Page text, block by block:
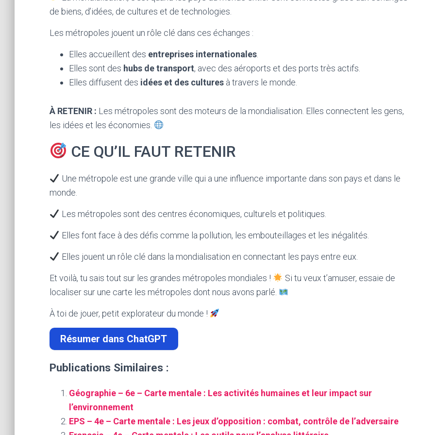
de biens, d’idées, de cultures et de technologies.
Les métropoles jouent un rôle clé dans ces échanges :
Elles accueillent des entreprises internationales
Elles sont des hubs de transport, avec des aéroports et des ports très actifs.
Elles diffusent des idées et des cultures à travers le monde.
À RETENIR : Les métropoles sont des moteurs de la mondialisation. Elles connectent les gens,
les idées et les économies.
CE QU’IL FAUT RETENIR
Une métropole est une grande ville qui a une influence importante dans son pays et dans le
monde.
Les métropoles sont des centres économiques, culturels et politiques.
Elles font face à des défis comme la pollution, les embouteillages et les inégalités.
Elles jouent un rôle clé dans la mondialisation en connectant les pays entre eux.
Et voilà, tu sais tout sur les grandes métropoles mondiales !
Si tu veux t’amuser, essaie de
localiser sur une carte les métropoles dont nous avons parlé.
À toi de jouer, petit explorateur du monde !
Résumer dans ChatGPT
Publications Similaires :
Géographie – 6e – Carte mentale : Les activités humaines et leur impact sur
l’environnement
EPS – 4e – Carte mentale : Les jeux d’opposition : combat, contrôle de l’adversaire